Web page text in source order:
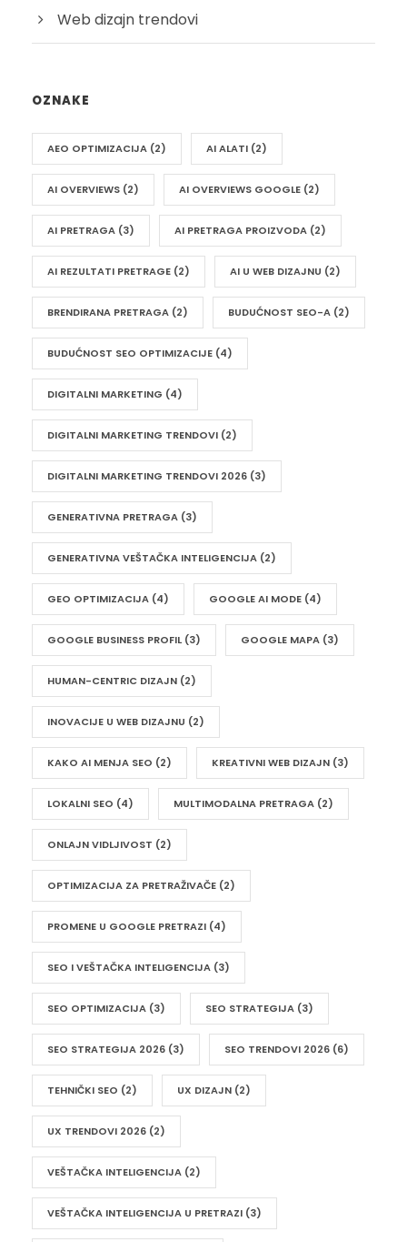
Web dizajn trendovi
OZNAKE
AEO OPTIMIZACIJA (2) AI ALATI (2)
AI OVERVIEWS (2) AI OVERVIEWS GOOGLE (2)
AI PRETRAGA (3) AI PRETRAGA PROIZVODA (2)
AI REZULTATI PRETRAGE (2) AI U WEB DIZAJNU (2)
BRENDIRANA PRETRAGA (2) BUDUĆNOST SEO-A (2)
BUDUĆNOST SEO OPTIMIZACIJE (4)
DIGITALNI MARKETING (4)
DIGITALNI MARKETING TRENDOVI (2)
DIGITALNI MARKETING TRENDOVI 2026 (3)
GENERATIVNA PRETRAGA (3)
GENERATIVNA VEŠTAČKA INTELIGENCIJA (2)
GEO OPTIMIZACIJA (4) GOOGLE AI MODE (4)
GOOGLE BUSINESS PROFIL (3) GOOGLE MAPA (3)
HUMAN-CENTRIC DIZAJN (2)
INOVACIJE U WEB DIZAJNU (2)
KAKO AI MENJA SEO (2) KREATIVNI WEB DIZAJN (3)
LOKALNI SEO (4) MULTIMODALNA PRETRAGA (2)
ONLAJN VIDLJIVOST (2)
OPTIMIZACIJA ZA PRETRAŽIVAČE (2)
PROMENE U GOOGLE PRETRAZI (4)
SEO I VEŠTAČKA INTELIGENCIJA (3)
SEO OPTIMIZACIJA (3) SEO STRATEGIJA (3)
SEO STRATEGIJA 2026 (3) SEO TRENDOVI 2026 (6)
TEHNIČKI SEO (2) UX DIZAJN (2)
UX TRENDOVI 2026 (2)
VEŠTAČKA INTELIGENCIJA (2)
VEŠTAČKA INTELIGENCIJA U PRETRAZI (3)